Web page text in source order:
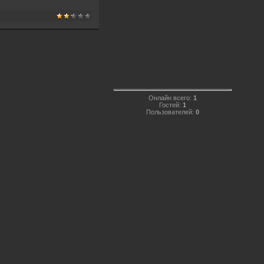
Онлайн всего: 1
Гостей: 1
Пользователей: 0